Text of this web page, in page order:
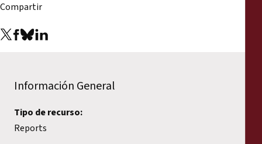
Compartir
Información General
Tipo de recurso:
Reports